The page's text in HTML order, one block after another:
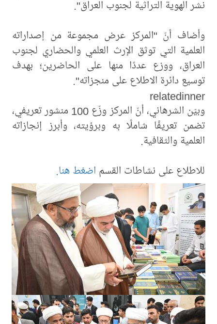
نشر الهوية التراثية لجنوب العراق".
وأضاف أنّ "المركز عرض مجموعة من إصداراته
العلمية التي توثق الإرث العلمي والحضاري لجنوب
العراق، ووزع عددًا منها على الحاضرين؛ بهدف
توسيع دائرة الاطلاع على منجزاته".
relatedinner
وبيّن الشرهاني، أنّ المركز وزّع 100 منشور تعريفي،
تضمن تعريفًا شاملًا به وبرؤيته، وأبرز إنجازاته
العلمية والثقافية.
للاطلاع على نشاطات القسم اضغط هنا.